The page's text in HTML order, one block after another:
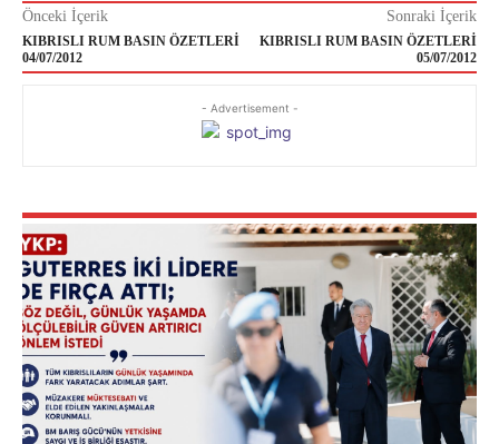
Önceki İçerik
KIBRISLI RUM BASIN ÖZETLERİ
04/07/2012
Sonraki İçerik
KIBRISLI RUM BASIN ÖZETLERİ
05/07/2012
- Advertisement -